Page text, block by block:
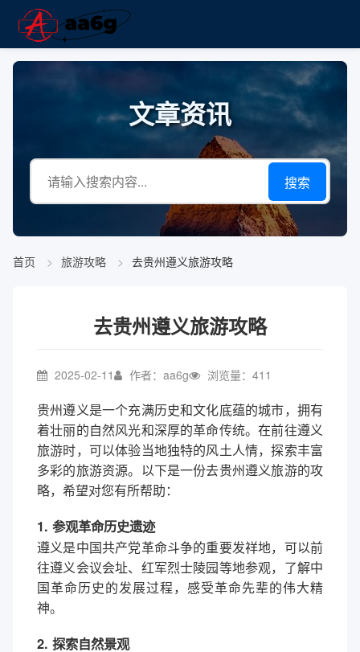
文章资讯
搜索
首页 旅游攻略 去贵州遵义旅游攻略
去贵州遵义旅游攻略
2025-02-11 作者：aa6g 浏览量：411
贵州遵义是一个充满历史和文化底蕴的城市，拥有
着壮丽的自然风光和深厚的革命传统。在前往遵义
旅游时，可以体验当地独特的风土人情，探索丰富
多彩的旅游资源。以下是一份去贵州遵义旅游的攻
略，希望对您有所帮助：
1. 参观革命历史遗迹
遵义是中国共产党革命斗争的重要发祥地，可以前
往遵义会议会址、红军烈士陵园等地参观，了解中
国革命历史的发展过程，感受革命先辈的伟大精
神。
2. 探索自然景观